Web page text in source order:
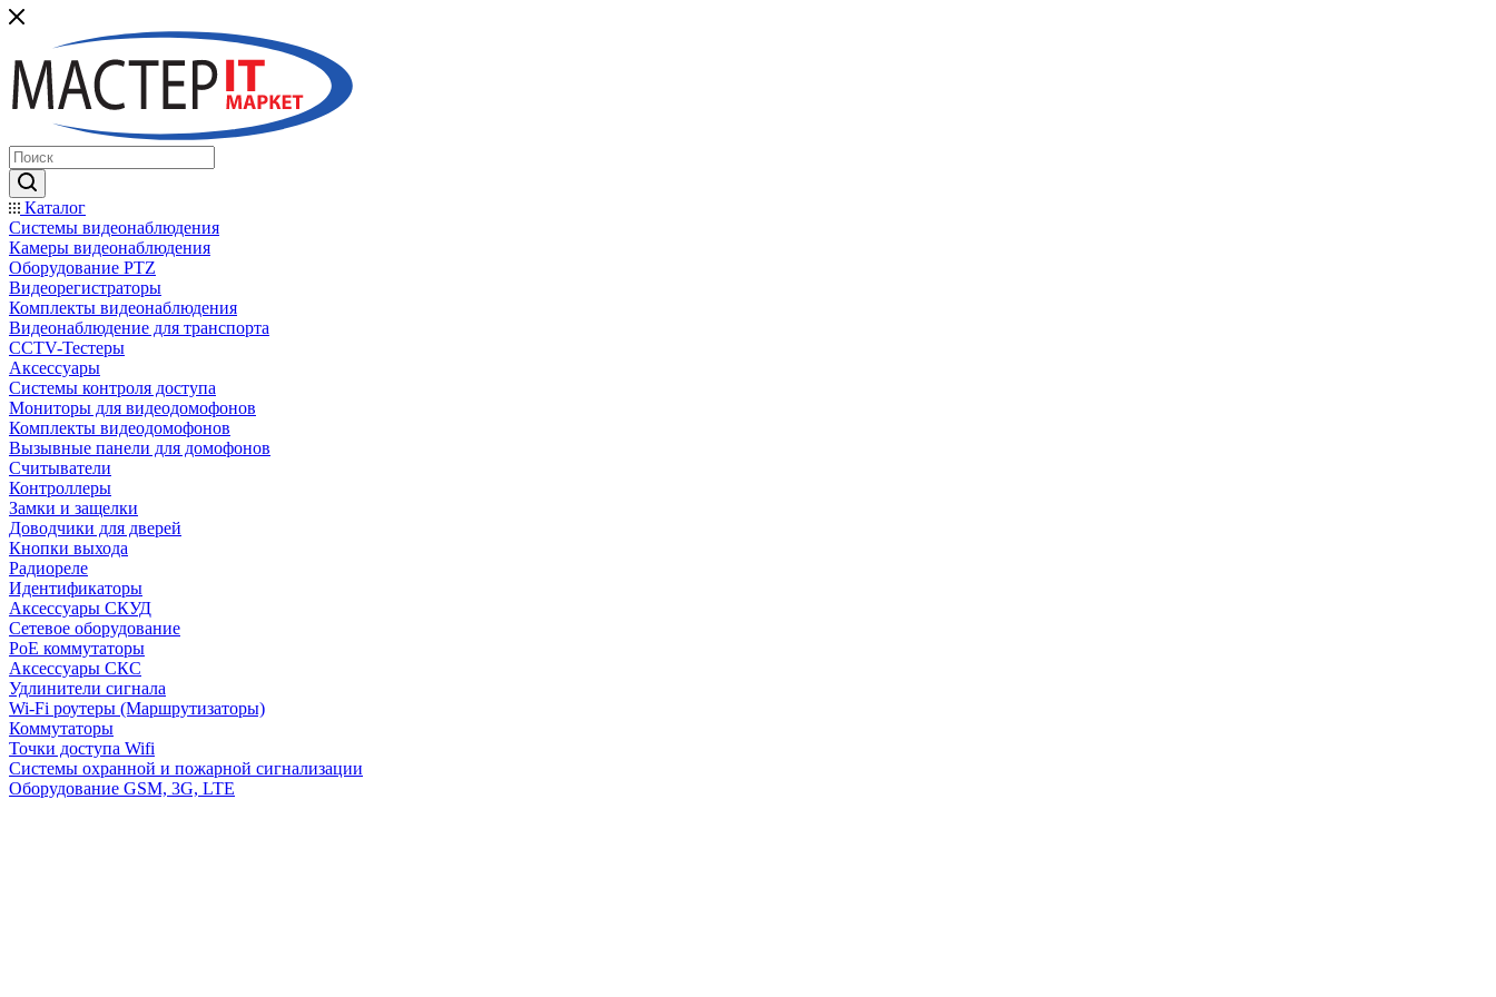
Каталог
Системы видеонаблюдения
Камеры видеонаблюдения
Оборудование PTZ
Видеорегистраторы
Комплекты видеонаблюдения
Видеонаблюдение для транспорта
CCTV-Тестеры
Аксессуары
Системы контроля доступа
Мониторы для видеодомофонов
Комплекты видеодомофонов
Вызывные панели для домофонов
Считыватели
Контроллеры
Замки и защелки
Доводчики для дверей
Кнопки выхода
Радиореле
Идентификаторы
Аксессуары СКУД
Сетевое оборудование
PoE коммутаторы
Аксессуары СКС
Удлинители сигнала
Wi-Fi роутеры (Маршрутизаторы)
Коммутаторы
Точки доступа Wifi
Системы охранной и пожарной сигнализации
Оборудование GSM, 3G, LTE